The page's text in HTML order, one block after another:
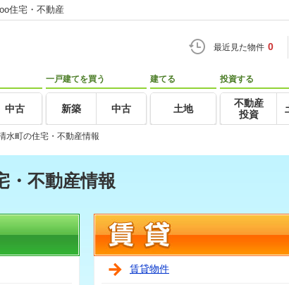
住宅・不動産
最近見た物件 0
中古
一戸建てを買う
新築 中古
建てる
土地
投資する
不動産
投資
水町の住宅・不動産情報
・不動産情報
賃貸物件